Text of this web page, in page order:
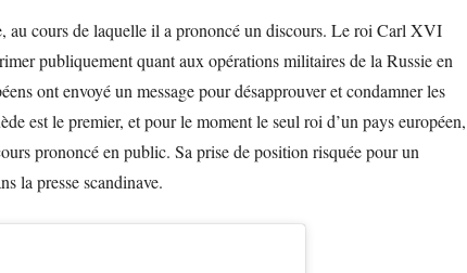
au cours de laquelle il a prononcé un discours. Le roi Carl XVI
publiquement quant aux opérations militaires de la Russie en
ont envoyé un message pour désapprouver et condamner les
est le premier, et pour le moment le seul roi d’un pays européen,
prononcé en public. Sa prise de position risquée pour un
la presse scandinave.